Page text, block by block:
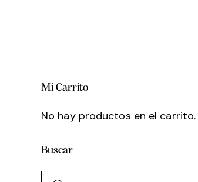
Mi Carrito
No hay productos en el carrito.
Buscar